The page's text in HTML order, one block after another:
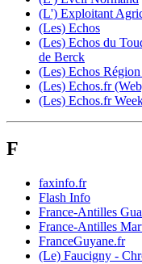
(L') Exploitant
(Les) Echos
(Les) Echos du
de Berck
(Les) Echos Région
(Les) Echos.fr
(Les) Echos.fr
F
faxinfo.fr
Flash Info
France-Antilles
France-Antilles
FranceGuyane.fr
(Le) Faucigny -